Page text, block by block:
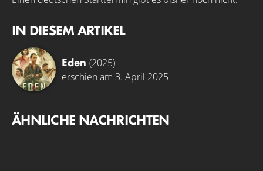
IN DIESEM ARTIKEL
Eden (2025)
erschien am 3. April 2025
ÄHNLICHE NACHRICHTEN